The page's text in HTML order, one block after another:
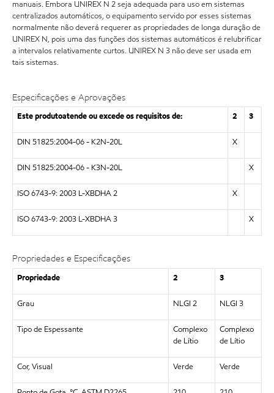
manuais. Embora UNIREX N 2 seja adequada para uso em sistemas
centralizados automáticos, o equipamento servido por esses sistemas
normalmente não deverá requerer as propriedades de longa duração de
UNIREX N, pois uma das funções dos sistemas automáticos é relubrificar
a intervalos relativamente curtos. UNIREX N 3 não deve ser usada em
tais sistemas.
Especificações e Aprovações
Este produtoatende ou excede os requisitos de: 2 3
DIN 51825:2004-06 - K2N-20L X
DIN 51825:2004-06 - K3N-20L X
ISO 6743-9: 2003 L-XBDHA 2 X
ISO 6743-9: 2003 L-XBDHA 3 X
Propriedades e Especificações
Propriedade 2 3
Grau NLGI 2 NLGI 3
Tipo de Espessante
Complexo
de Lítio
Complexo
de Lítio
Cor, Visual Verde Verde